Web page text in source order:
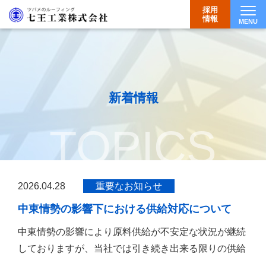
MENU
採用
情報
新着情報
TOPICS
2026.04.28 重要なお知らせ
中東情勢の影響下における供給対応について
中東情勢の影響により原料供給が不安定な状況が継続
しておりますが、当社では引き続き出来る限りの供給